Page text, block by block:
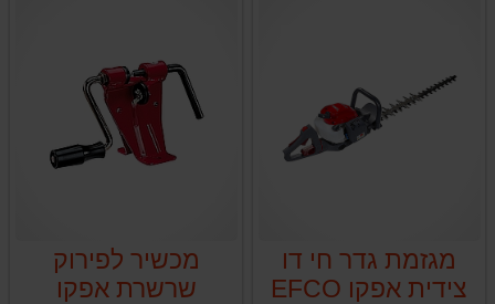
מגזמת גדר חי דו
צידית אפקו EFCO
מכשיר לפירוק
שרשרת אפקו